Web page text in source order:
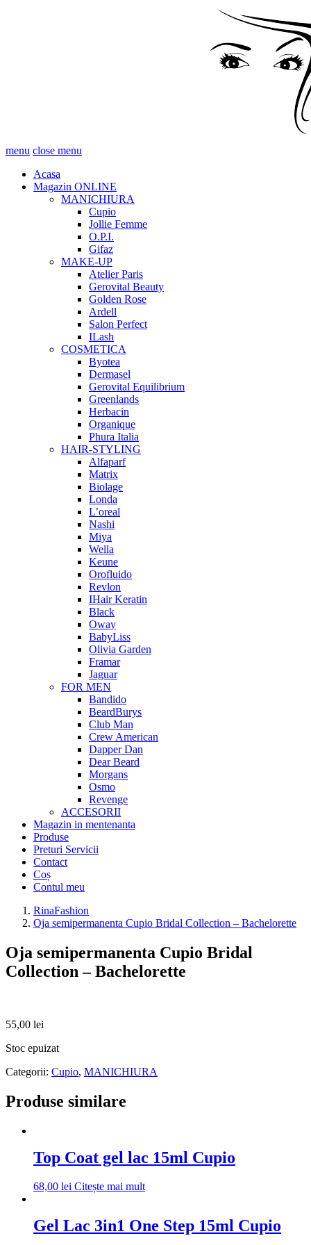
menu close menu
Acasa
Magazin ONLINE
MANICHIURA
Cupio
Jollie Femme
O.P.I.
Gifaz
MAKE-UP
Atelier Paris
Gerovital Beauty
Golden Rose
Ardell
Salon Perfect
ILash
COSMETICA
Byotea
Dermasel
Gerovital Equilibrium
Greenlands
Herbacin
Organique
Phura Italia
HAIR-STYLING
Alfaparf
Matrix
Biolage
Londa
L’oreal
Nashi
Miya
Wella
Keune
Orofluido
Revlon
IHair Keratin
Black
Oway
BabyLiss
Olivia Garden
Framar
Jaguar
FOR MEN
Bandido
BeardBurys
Club Man
Crew American
Dapper Dan
Dear Beard
Morgans
Osmo
Revenge
ACCESORII
Magazin in mentenanta
Produse
Preturi Servicii
Contact
Coș
Contul meu
RinaFashion
Oja semipermanenta Cupio Bridal Collection – Bachelorette
Oja semipermanenta Cupio Bridal
Collection – Bachelorette
55,00 lei
Stoc epuizat
Categorii: Cupio, MANICHIURA
Produse similare
Top Coat gel lac 15ml Cupio
68,00 lei Citește mai mult
Gel Lac 3in1 One Step 15ml Cupio